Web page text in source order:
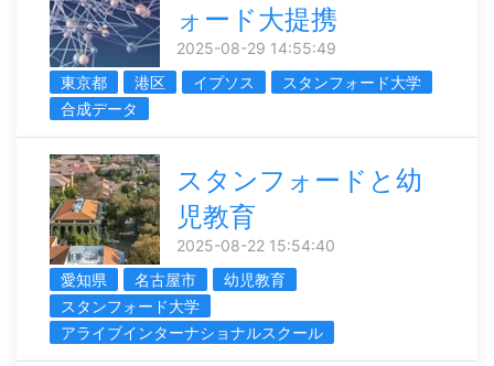
ォード大提携
2025-08-29 14:55:49
東京都
港区 イプソス
スタンフォード大学
合成データ
スタンフォードと幼
児教育
2025-08-22 15:54:40
愛知県
名古屋市
幼児教育
スタンフォード大学
アライブインターナショナルスクール